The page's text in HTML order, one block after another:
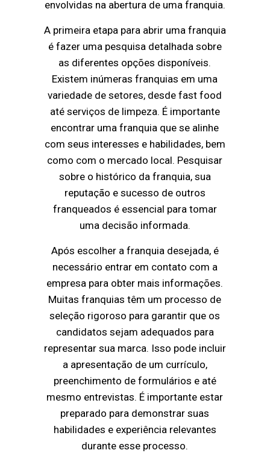
envolvidas na abertura de uma franquia.
A primeira etapa para abrir uma franquia
é fazer uma pesquisa detalhada sobre
as diferentes opções disponíveis.
Existem inúmeras franquias em uma
variedade de setores, desde fast food
até serviços de limpeza. É importante
encontrar uma franquia que se alinhe
com seus interesses e habilidades, bem
como com o mercado local. Pesquisar
sobre o histórico da franquia, sua
reputação e sucesso de outros
franqueados é essencial para tomar
uma decisão informada.
Após escolher a franquia desejada, é
necessário entrar em contato com a
empresa para obter mais informações.
Muitas franquias têm um processo de
seleção rigoroso para garantir que os
candidatos sejam adequados para
representar sua marca. Isso pode incluir
a apresentação de um currículo,
preenchimento de formulários e até
mesmo entrevistas. É importante estar
preparado para demonstrar suas
habilidades e experiência relevantes
durante esse processo.